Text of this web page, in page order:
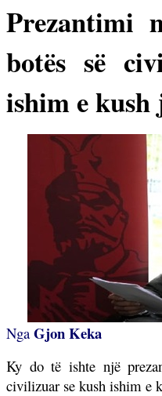
Prezantimi
botës së
ishim e kush
Nga Gjon Keka
Ky do të ishte një
civilizuar se kush ishim e